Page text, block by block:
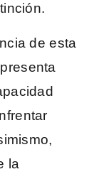
de esta
la